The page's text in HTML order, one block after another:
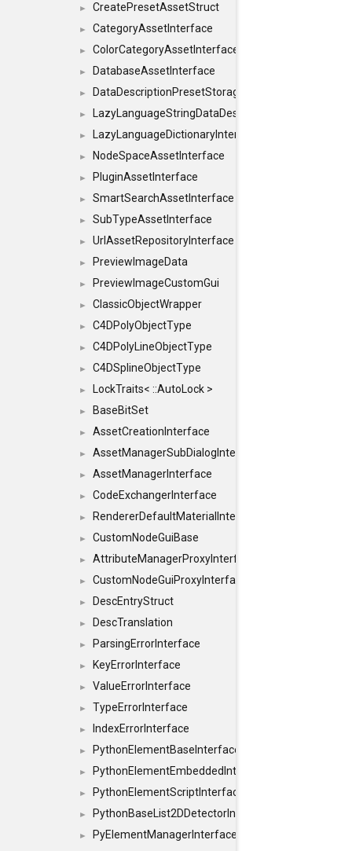
► CreatePresetAssetStruct
► CategoryAssetInterface
► ColorCategoryAssetInterface
► DatabaseAssetInterface
► DataDescriptionPresetStorageInterface
►
► LazyLanguageDictionaryInterface
► NodeSpaceAssetInterface
► PluginAssetInterface
► SmartSearchAssetInterface
► SubTypeAssetInterface
► UrlAssetRepositoryInterface
► PreviewImageData
► PreviewImageCustomGui
► ClassicObjectWrapper
► C4DPolyObjectType
► C4DPolyLineObjectType
► C4DSplineObjectType
► LockTraits< ::AutoLock >
► BaseBitSet
► AssetCreationInterface
► AssetManagerSubDialogInterface
► AssetManagerInterface
► CodeExchangerInterface
► RendererDefaultMaterialInterface
► CustomNodeGuiBase
► AttributeManagerProxyInterface
► CustomNodeGuiProxyInterface
► DescEntryStruct
► DescTranslation
► ParsingErrorInterface
► KeyErrorInterface
► ValueErrorInterface
► TypeErrorInterface
► IndexErrorInterface
► PythonElementBaseInterface
► PythonElementEmbeddedInterface
► PythonElementScriptInterface
► PythonBaseList2DDetectorInterface
►
PyElementManagerInterface